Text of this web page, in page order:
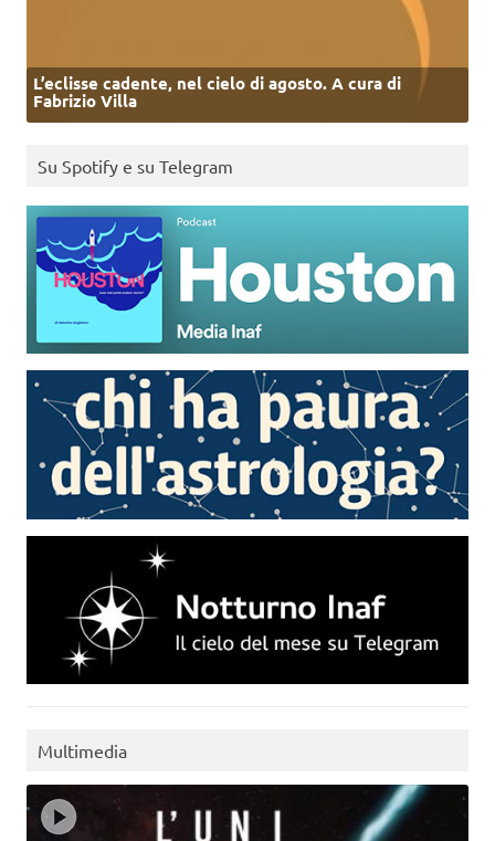
L’eclisse cadente, nel cielo di agosto. A cura di
Fabrizio Villa
Su Spotify e su Telegram
Multimedia